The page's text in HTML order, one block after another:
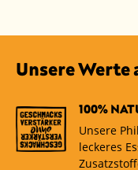
Unsere Werte
100%
Unsere
leckeres